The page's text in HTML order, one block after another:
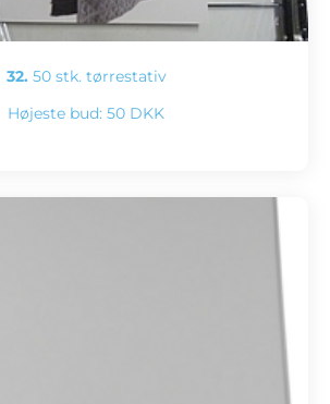
32. 50 stk. tørrestativ
Højeste bud: 50 DKK